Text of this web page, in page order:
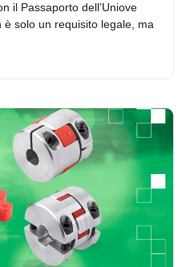
il Passaporto dell’Uniove
solo un requisito legale, ma